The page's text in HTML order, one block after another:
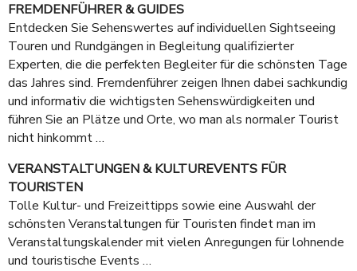
FREMDENFÜHRER & GUIDES
Entdecken Sie Sehenswertes auf individuellen Sightseeing
Touren und Rundgängen in Begleitung qualifizierter
Experten, die die perfekten Begleiter für die schönsten Tage
das Jahres sind. Fremdenführer zeigen Ihnen dabei sachkundig
und informativ die wichtigsten Sehenswürdigkeiten und
führen Sie an Plätze und Orte, wo man als normaler Tourist
nicht hinkommt …
VERANSTALTUNGEN & KULTUREVENTS FÜR
TOURISTEN
Tolle Kultur- und Freizeittipps sowie eine Auswahl der
schönsten Veranstaltungen für Touristen findet man im
Veranstaltungskalender mit vielen Anregungen für lohnende
und touristische Events …